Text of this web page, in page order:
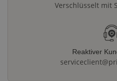
Verschlüsselt mit
Reaktiver